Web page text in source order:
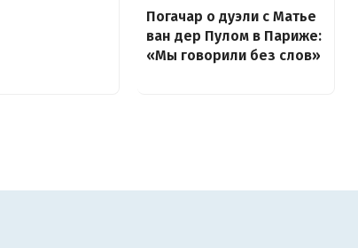
Погачар о дуэли с Матье
ван дер Пулом в Париже:
«Мы говорили без слов»